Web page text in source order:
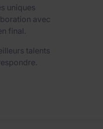
uniques
avec
final.
talents